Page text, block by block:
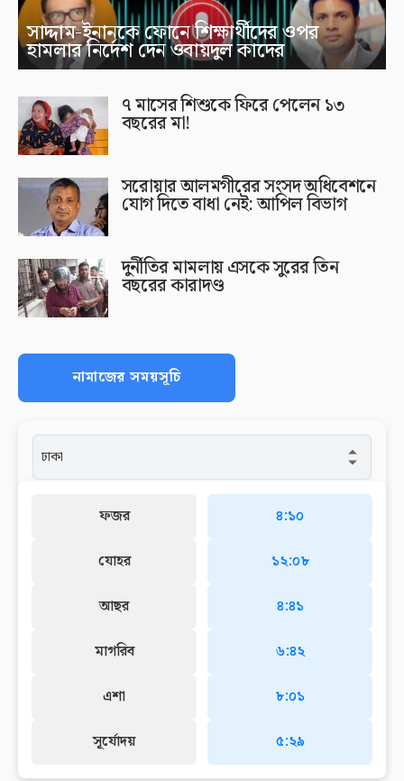
সাদ্দাম-ইনানকে ফোনে শিক্ষার্থীদের ওপর
হামলার নির্দেশ দেন ওবায়দুল কাদের
৭ মাসের শিশুকে ফিরে পেলেন ১৩
বছরের মা!
সরোয়ার আলমগীরের সংসদ অধিবেশনে
যোগ দিতে বাধা নেই: আপিল বিভাগ
দুর্নীতির মামলায় এসকে সুরের তিন
বছরের কারাদণ্ড
নামাজের সময়সূচি
ফজর
যোহর
আছর
মাগরিব
এশা
সূর্যোদয়
৪:১০
১২:০৮
৪:৪১
৬:৪২
৮:০১
৫:২৯